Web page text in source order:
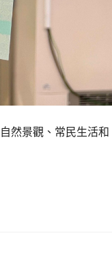
然景觀、常民生活和